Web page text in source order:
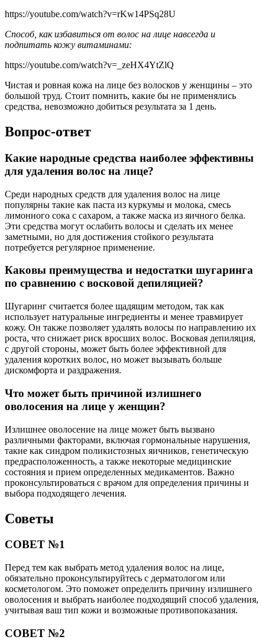
https://youtube.com/watch?v=rKw14PSq28U
Способ, как избавиться от волос на лице навсегда и
подпитать кожу витаминами:
https://youtube.com/watch?v=_zeHX4YtZlQ
Чистая и ровная кожа на лице без волосков у женщины – это
большой труд. Стоит помнить, какие бы не применялись
средства, невозможно добиться результата за 1 день.
Вопрос-ответ
Какие народные средства наиболее эффективны
для удаления волос на лице?
Среди народных средств для удаления волос на лице
популярны такие как паста из куркумы и молока, смесь
лимонного сока с сахаром, а также маска из яичного белка.
Эти средства могут ослабить волосы и сделать их менее
заметными, но для достижения стойкого результата
потребуется регулярное применение.
Каковы преимущества и недостатки шугаринга
по сравнению с восковой депиляцией?
Шугаринг считается более щадящим методом, так как
использует натуральные ингредиенты и менее травмирует
кожу. Он также позволяет удалять волосы по направлению их
роста, что снижает риск вросших волос. Восковая депиляция,
с другой стороны, может быть более эффективной для
удаления коротких волос, но может вызывать больше
дискомфорта и раздражения.
Что может быть причиной излишнего
оволосения на лице у женщин?
Излишнее оволосение на лице может быть вызвано
различными факторами, включая гормональные нарушения,
такие как синдром поликистозных яичников, генетическую
предрасположенность, а также некоторые медицинские
состояния и прием определенных медикаментов. Важно
проконсультироваться с врачом для определения причины и
выбора подходящего лечения.
Советы
СОВЕТ №1
Перед тем как выбрать метод удаления волос на лице,
обязательно проконсультируйтесь с дерматологом или
косметологом. Это поможет определить причину излишнего
оволосения и выбрать наиболее подходящий способ удаления,
учитывая ваш тип кожи и возможные противопоказания.
СОВЕТ №2